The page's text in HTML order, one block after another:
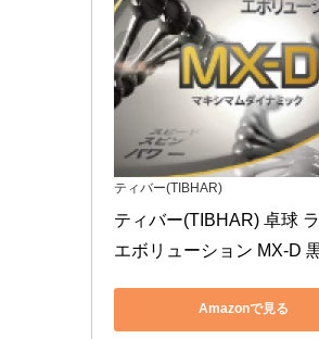
ティバー(TIBHAR)
ティバー(TIBHAR) 卓球
エボリューション MX-D
Amazonで見る